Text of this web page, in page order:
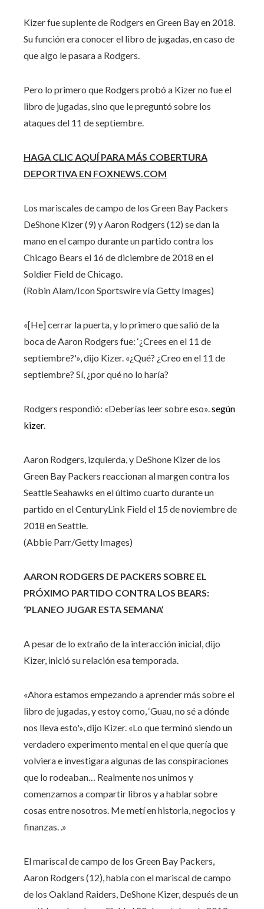
Kizer fue suplente de Rodgers en Green Bay en 2018.
Su función era conocer el libro de jugadas, en caso de
que algo le pasara a Rodgers.
Pero lo primero que Rodgers probó a Kizer no fue el
libro de jugadas, sino que le preguntó sobre los
ataques del 11 de septiembre.
HAGA CLIC AQUÍ PARA MÁS COBERTURA
DEPORTIVA EN FOXNEWS.COM
Los mariscales de campo de los Green Bay Packers
DeShone Kizer (9) y Aaron Rodgers (12) se dan la
mano en el campo durante un partido contra los
Chicago Bears el 16 de diciembre de 2018 en el
Soldier Field de Chicago.
(Robin Alam/Icon Sportswire vía Getty Images)
«[He] cerrar la puerta, y lo primero que salió de la
boca de Aaron Rodgers fue: ‘¿Crees en el 11 de
septiembre?'», dijo Kizer. «¿Qué? ¿Creo en el 11 de
septiembre? Sí, ¿por qué no lo haría?
Rodgers respondió: «Deberías leer sobre eso».según
kizer.
Aaron Rodgers, izquierda, y DeShone Kizer de los
Green Bay Packers reaccionan al margen contra los
Seattle Seahawks en el último cuarto durante un
partido en el CenturyLink Field el 15 de noviembre de
2018 en Seattle.
(Abbie Parr/Getty Images)
AARON RODGERS DE PACKERS SOBRE EL
PRÓXIMO PARTIDO CONTRA LOS BEARS:
‘PLANEO JUGAR ESTA SEMANA’
A pesar de lo extraño de la interacción inicial, dijo
Kizer, inició su relación esa temporada.
«Ahora estamos empezando a aprender más sobre el
libro de jugadas, y estoy como, ‘Guau, no sé a dónde
nos lleva esto'», dijo Kizer. «Lo que terminó siendo un
verdadero experimento mental en el que quería que
volviera e investigara algunas de las conspiraciones
que lo rodeaban… Realmente nos unimos y
comenzamos a compartir libros y a hablar sobre
cosas entre nosotros. Me metí en historia, negocios y
finanzas. .»
El mariscal de campo de los Green Bay Packers,
Aaron Rodgers (12), habla con el mariscal de campo
de los Oakland Raiders, DeShone Kizer, después de un